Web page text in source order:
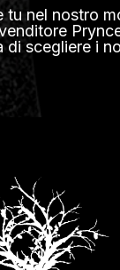
tu nel nostro
di scegliere i